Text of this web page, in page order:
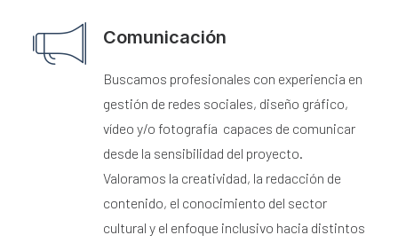
Comunicación
Buscamos profesionales con experiencia en
gestión de redes sociales, diseño gráfico,
vídeo y/o fotografía capaces de comunicar
desde la sensibilidad del proyecto.
Valoramos la creatividad, la redacción de
contenido, el conocimiento del sector
cultural y el enfoque inclusivo hacia distintos